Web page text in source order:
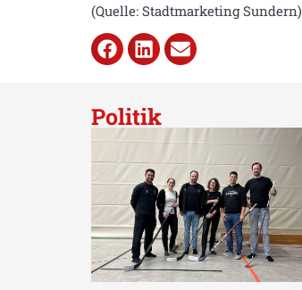
(Quelle: Stadtmarketing Sundern)
Politik